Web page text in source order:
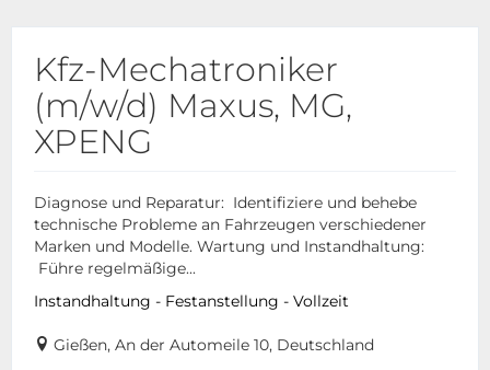
Kfz-Mechatroniker
(m/w/d) Maxus, MG,
XPENG
Diagnose und Reparatur: Identifiziere und behebe
technische Probleme an Fahrzeugen verschiedener
Marken und Modelle. Wartung und Instandhaltung:
Führe regelmäßige...
Instandhaltung - Festanstellung - Vollzeit
Gießen, An der Automeile 10, Deutschland